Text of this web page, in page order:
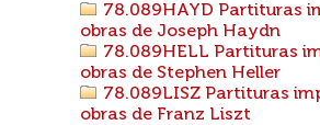
78.089HAYD Partituras
obras de Joseph Haydn
78.089HELL Partituras
obras de Stephen Heller
78.089LISZ Partituras
obras de Franz Liszt